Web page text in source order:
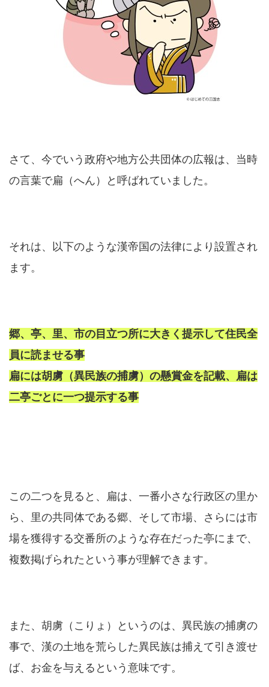
さて、今でいう政府や地方公共団体の広報は、当時
の言葉で扁（へん）と呼ばれていました。
それは、以下のような漢帝国の法律により設置され
ます。
郷、亭、里、市の目立つ所に大きく提示して住民全
員に読ませる事
扁には胡虜（異民族の捕虜）の懸賞金を記載、扁は
二亭ごとに一つ提示する事
この二つを見ると、扁は、一番小さな行政区の里か
ら、里の共同体である郷、そして市場、さらには市
場を獲得する交番所のような存在だった亭にまで、
複数掲げられたという事が理解できます。
また、胡虜（こりょ）というのは、異民族の捕虜の
事で、漢の土地を荒らした異民族は捕えて引き渡せ
ば、お金を与えるという意味です。